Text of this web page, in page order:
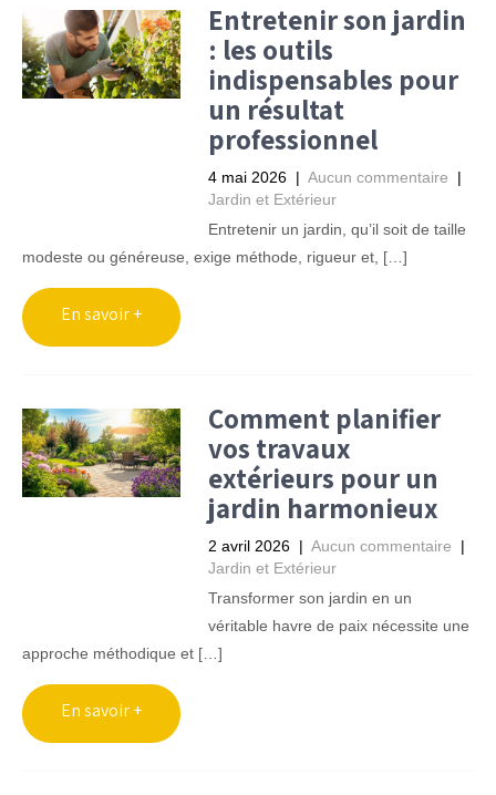
Entretenir son jardin
: les outils
indispensables pour
un résultat
professionnel
4 mai 2026 | Aucun commentaire
|
Jardin et Extérieur
Entretenir un jardin, qu’il soit de taille
modeste ou généreuse, exige méthode, rigueur et, […]
Comment planifier
vos travaux
extérieurs pour un
jardin harmonieux
2 avril 2026 | Aucun commentaire
|
Jardin et Extérieur
Transformer son jardin en un
véritable havre de paix nécessite une
approche méthodique et […]